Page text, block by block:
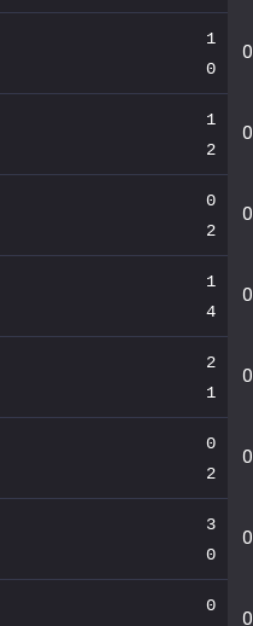
1
0
0
1
2
0
0
2
0
1
4
0
2
1
0
0
2
0
3
0
0
0
0